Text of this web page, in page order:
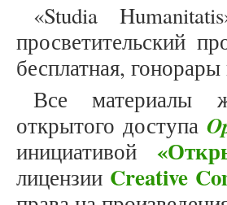
«Studia
просветительский
бесплатная,
Все материалы
открытого доступа
инициативой
лицензии Creative